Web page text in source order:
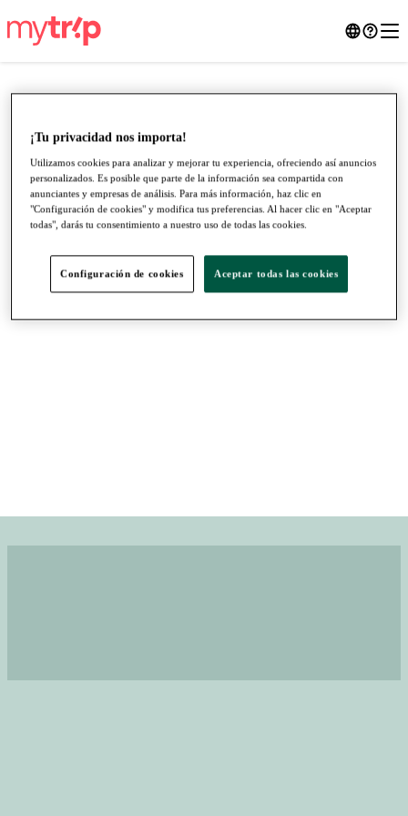
●●●
¡Tu privacidad nos importa!
Utilizamos cookies para analizar y mejorar tu experiencia, ofreciendo así anuncios
personalizados. Es posible que parte de la información sea compartida con
anunciantes y empresas de análisis. Para más información, haz clic en
"Configuración de cookies" y modifica tus preferencias. Al hacer clic en "Aceptar
todas", darás tu consentimiento a nuestro uso de todas las cookies.
Configuración de cookies Aceptar todas las cookies